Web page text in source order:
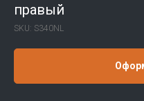
правый
SKU: S340NL